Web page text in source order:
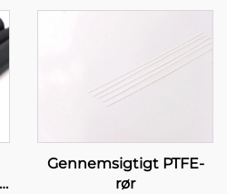
Gennemsigtigt PTFE-
rør